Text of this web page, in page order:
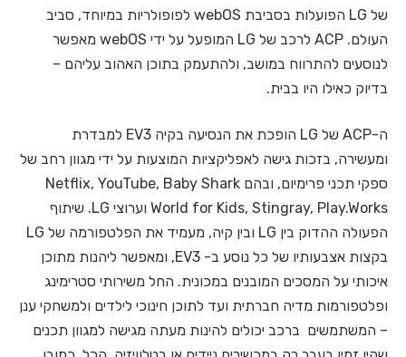
של LG הפועלות בסביבת webOS לפופולריות במיוחד, סביב
העולם. ACP לרכב של LG המופעל על ידי webOS מאפשר
לנוסעים להתרווח במושב, ולהתעמק בתוכן האהוב עליהם –
בדיוק כאילו היו בבית.
ה-ACP של LG הופכת את הנסיעה בקיה EV3 למבדרת
ומעשירה, בזכות גישה לאפליקציות המוצעות על ידי מגוון רחב של
ספקי תכני פרימיום, ובהם Netflix, YouTube, Baby Shark
World for Kids, Stingray, Play.Works וערוצי LG. שיתוף
הפעולה ההדוק בין LG ובין קיה, מעמיד את הפלטפורמה של LG
בקצות אצבעותיו של כל נוסע ב- EV3, ומאפשר ליהנות מתוכן
איכותי על המסכים המובנים במכונית. החל משירותי סטרימינג
ופלטפורמות מדיה חברתית ועד לתוכן חינוכי לילדים ולמשחקי ענן
– המשתמשים ברכב יכולים להינות מעתה מגישה למגוון תכנים